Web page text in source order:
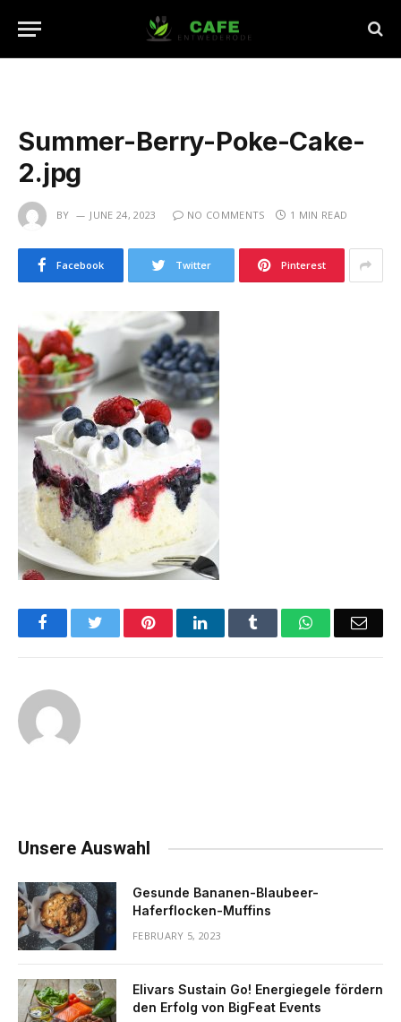
Summer-Berry-Poke-Cake-
2.jpg
BY JUNE 24, 2023 NO COMMENTS 1 MIN READ
Facebook Twitter Pinterest
FacebookTwitter PinterestLinkedIn Tumblr WhatsApp
Unsere Auswahl
Gesunde Bananen-Blaubeer-
Haferflocken-Muffins
FEBRUARY 5, 2023
Elivars Sustain Go! Energiegele fördern
den Erfolg von BigFeat Events